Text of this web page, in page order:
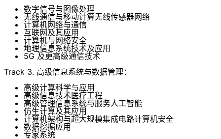
数字信号与图像处理
无线通信与移动计算无线传感器网络
计算机网络与通信
互联网及其应用
计算机与网络安全
地理信息系统技术及应用
5G 及更高级通信技术
Track 3. 高级信息系统与数据管理：
高级计算科学与应用
高级信息技术医疗工程
高级管理信息系统与服务人工智能
仿生计算及其应用
计算机架构与超大规模集成电路计算机安全
数据挖掘应用
专家系统